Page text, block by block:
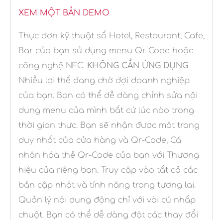
XEM MỘT BẢN DEMO
Thực đơn kỹ thuật số Hotel, Restaurant, Cafe,
Bar của bạn sử dụng menu Qr Code hoặc
công nghệ NFC. KHÔNG CẦN ỨNG DỤNG.
Nhiều lợi thế đang chờ đợi doanh nghiệp
của bạn. Bạn có thể dễ dàng chỉnh sửa nội
dung menu của mình bất cứ lúc nào trong
thời gian thực. Bạn sẽ nhận được một trang
duy nhất của cửa hàng và Qr-Code, Cá
nhân hóa thẻ Qr-Code của bạn với Thương
hiệu của riêng bạn. Truy cập vào tất cả các
bản cập nhật và tính năng trong tương lai.
Quản lý nội dung động chỉ với vài cú nhấp
chuột. Bạn có thể dễ dàng đặt các thay đổi